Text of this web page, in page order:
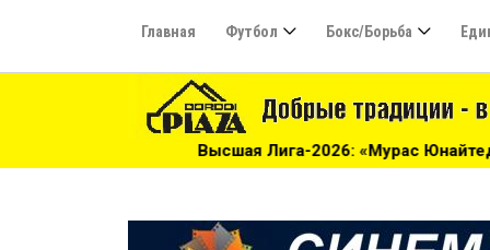
Главная Футбол Бокс/борьба
Высшая Лига-2026: «Мурас Юнайтед» догоняет «Алгу» -